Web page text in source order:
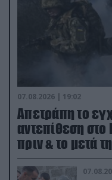
07.08.2026 | 19:02
Απετράπη το
αντεπίθεση στο
πριν & το μετά
(βίντεο)